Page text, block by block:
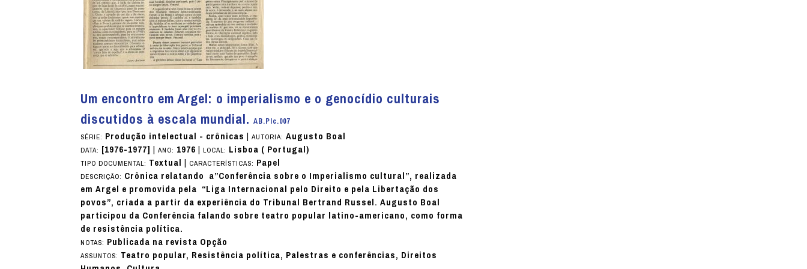
Um encontro em Argel: o imperialismo e o genocídio culturais
discutidos à escala mundial.AB.PIc.007
SÉRIE: Produção intelectual - crônicas |AUTORIA:Augusto Boal
DATA: [1976-1977] |ANO: 1976|LOCAL: Lisboa ( Portugal)
TIPO DOCUMENTAL: Textual | CARACTERÍSTICAS: Papel
DESCRIÇÃO: Crônica relatando a”Conferência sobre o Imperialismo cultural”, realizada
em Argel e promovida pela “Liga Internacional pelo Direito e pela Libertação dos
povos”, criada a partir da experiência do Tribunal Bertrand Russel. Augusto Boal
participou da Conferência falando sobre teatro popular latino-americano, como forma
de resistência política.
NOTAS: Publicada na revista Opção
ASSUNTOS: Teatro popular, Resistência política, Palestras e conferências, Direitos